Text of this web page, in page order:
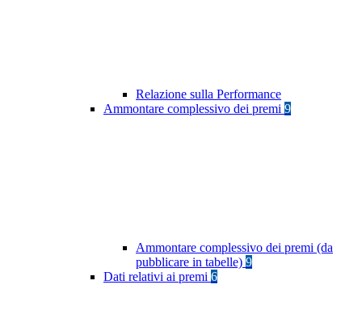
Relazione sulla Performance
Ammontare complessivo dei premi 9
Ammontare complessivo dei premi (da
pubblicare in tabelle) 9
Dati relativi ai premi 6